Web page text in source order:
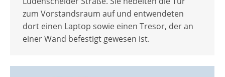
zum Vorstandsraum auf und entwendeten
dort einen Laptop sowie einen Tresor, der an
einer Wand befestigt gewesen ist.